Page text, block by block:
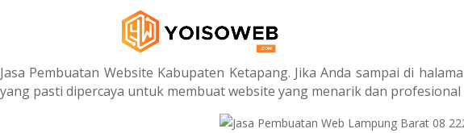
Jasa Pembuatan Website Kabupaten Ketapang. Jika Anda sampai di
yang pasti dipercaya untuk membuat website yang menarik dan